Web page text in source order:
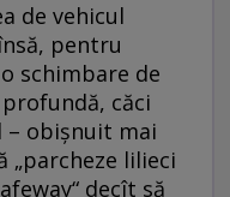
de vehicul
pentru
schimbare de
căci
– obişnuit mai
„parcheze lilieci
decît să